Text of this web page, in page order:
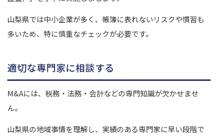
山梨県では中小企業が多く、帳簿に表れないリスクや慣習も
多いため、特に慎重なチェックが必要です。
適切な専門家に相談する
M&Aには、税務・法務・会計などの専門知識が欠かせませ
ん。
山梨県の地域事情を理解し、実績のある専門家に早い段階で